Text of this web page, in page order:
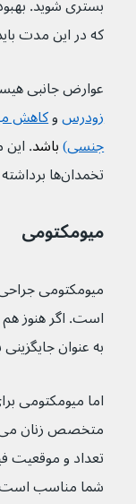
که در این مدت
عوارض جانبی
زودرسو کاهش
جنسی) باشد
تخمدان‌ها برداشته شده باشند.
میومکتومی
میومکتومی جراحی
به عنوان
اما میومکتومی
شما مناسب است